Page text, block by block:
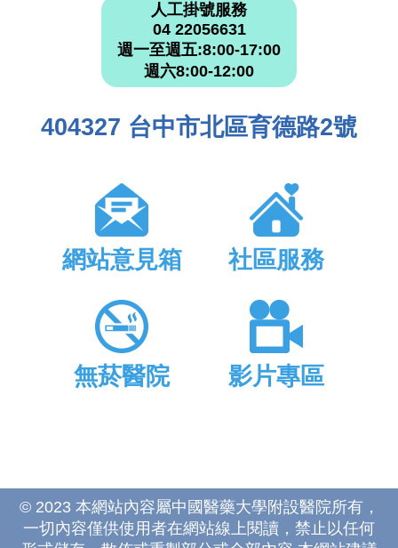
人工掛號服務
04 22056631
週一至週五:8:00-17:00
週六8:00-12:00
404327 台中市北區育德路2號
網站意見箱 社區服務
無菸醫院 影片專區
© 2023 本網站內容屬中國醫藥大學附設醫院所有，
一切內容僅供使用者在網站線上閱讀，禁止以任何